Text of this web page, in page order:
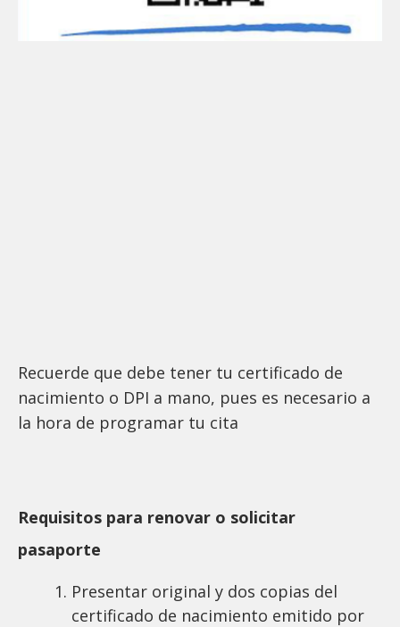
Recuerde que debe tener tu certificado de
nacimiento o DPI a mano, pues es necesario a
la hora de programar tu cita
Requisitos para renovar o solicitar
pasaporte
Presentar original y dos copias del
certificado de nacimiento emitido por